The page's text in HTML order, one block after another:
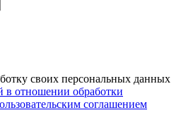
своих персональных данных
в отношении обработки
соглашением